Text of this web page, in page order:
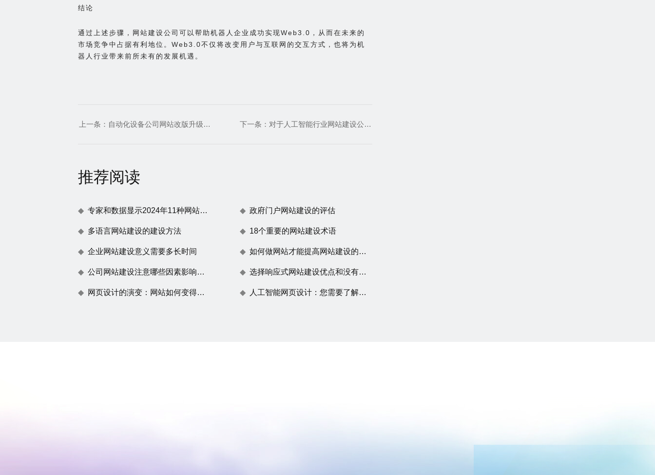
结论
通过上述步骤，网站建设公司可以帮助机器人企业成功实现Web3.0，从而在未来的
市场竞争中占据有利地位。Web3.0不仅将改变用户与互联网的交互方式，也将为机
器人行业带来前所未有的发展机遇。
上一条： 自动化设备公司网站改版升级需要注意哪些问题 下一条： 对于人工智能行业网站建设公司如何满足客户需求
推荐阅读
专家和数据显示2024年11种网站建设趋势 政府门户网站建设的评估
多语言网站建设的建设方法 18个重要的网站建设术语
企业网站建设意义需要多长时间 如何做网站才能提高网站建设的用户体验度
公司网站建设注意哪些因素影响百度蜘蛛抓取 选择响应式网站建设优点和没有任何效果原因
网页设计的演变：网站如何变得不仅仅是一张漂亮的脸蛋 人工智能网页设计：您需要了解的一切